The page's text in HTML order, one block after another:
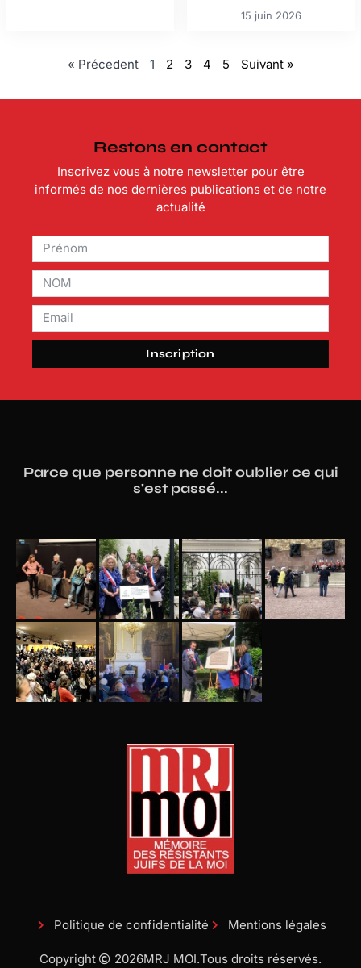
15 juin 2026
« Précedent 1 2 3 4 5 Suivant »
Restons en contact
Inscrivez vous à notre newsletter pour être
informés de nos dernières publications et de notre
actualité
Inscription
Parce que personne ne doit oublier ce qui
s'est passé...
Politique de confidentialité Mentions légales
Copyright 2026MRJ MOI.Tous droits réservés.